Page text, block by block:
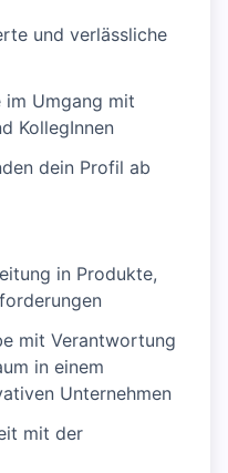
und verlässliche
im Umgang mit
KollegInnen
dein Profil ab
in Produkte,
mit Verantwortung
in einem
Unternehmen
mit der